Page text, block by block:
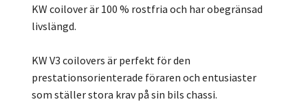
KW coilover är 100 % rostfria och har obegränsad
livslängd.
KW V3 coilovers är perfekt för den
prestationsorienterade föraren och entusiaster
som ställer stora krav på sin bils chassi.